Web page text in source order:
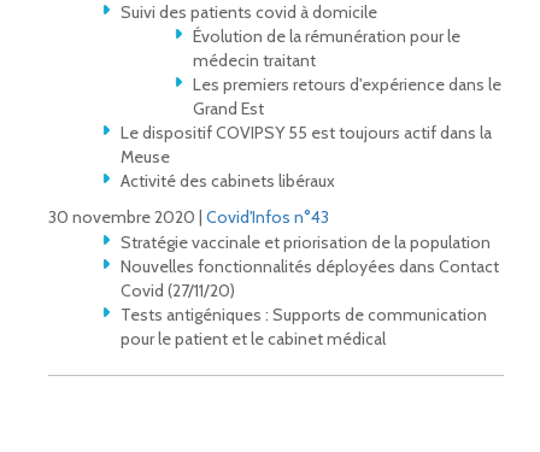
Suivi des patients covid à domicile
Évolution de la rémunération pour le
médecin traitant
Les premiers retours d'expérience dans le
Grand Est
Le dispositif COVIPSY 55 est toujours actif dans la
Meuse
Activité des cabinets libéraux
30 novembre 2020 | Covid'Infos n°43
Stratégie vaccinale et priorisation de la population
Nouvelles fonctionnalités déployées dans Contact
Covid (27/11/20)
Tests antigéniques : Supports de communication
pour le patient et le cabinet médical